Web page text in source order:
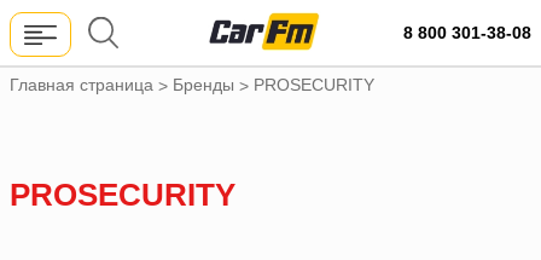
8 800 301-38-08
Главная страница > Бренды > PROSECURITY
PROSECURITY